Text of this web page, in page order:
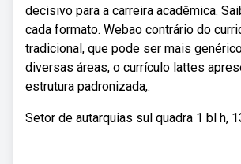
decisivo para a carreira acadêmica.
cada formato. Webao contrário do
tradicional, que pode ser mais
diversas áreas, o currículo lattes
estrutura padronizada,.
Setor de autarquias sul quadra 1 bl h,